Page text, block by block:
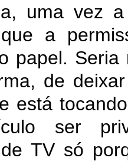
uma vez
a
papel. Seria
de
está
ser
TV só